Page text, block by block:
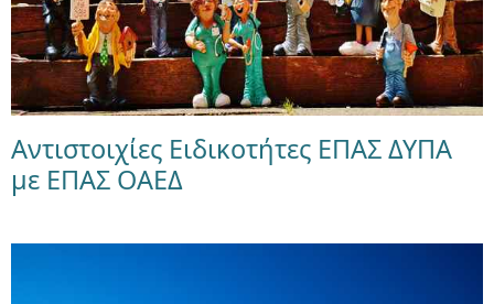
Αντιστοιχίες Ειδικοτήτες ΕΠΑΣ ΔΥΠΑ
με ΕΠΑΣ ΟΑΕΔ